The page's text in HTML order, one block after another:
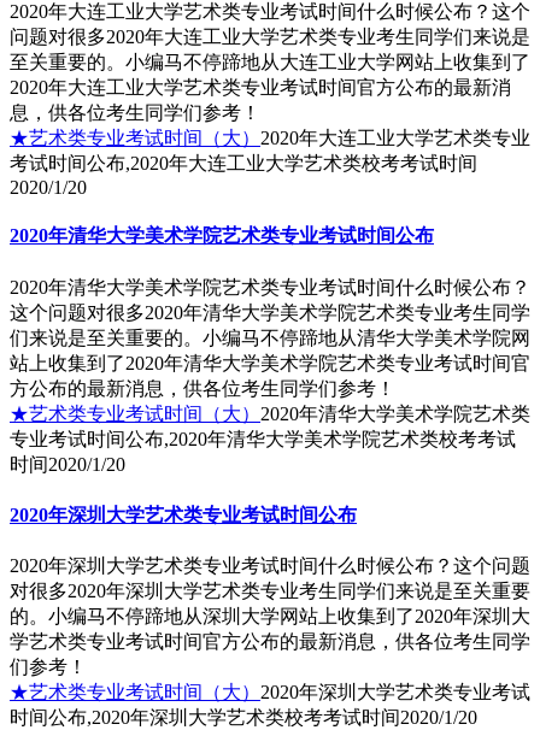
2020年大连工业大学艺术类专业考试时间什么时候公布？这个
问题对很多2020年大连工业大学艺术类专业考生同学们来说是
至关重要的。小编马不停蹄地从大连工业大学网站上收集到了
2020年大连工业大学艺术类专业考试时间官方公布的最新消
息，供各位考生同学们参考！
★艺术类专业考试时间（大） 2020年大连工业大学艺术类专业
考试时间公布,2020年大连工业大学艺术类校考考试时间
2020/1/20
2020年清华大学美术学院艺术类专业考试时间公布
2020年清华大学美术学院艺术类专业考试时间什么时候公布？
这个问题对很多2020年清华大学美术学院艺术类专业考生同学
们来说是至关重要的。小编马不停蹄地从清华大学美术学院网
站上收集到了2020年清华大学美术学院艺术类专业考试时间官
方公布的最新消息，供各位考生同学们参考！
★艺术类专业考试时间（大） 2020年清华大学美术学院艺术类
专业考试时间公布,2020年清华大学美术学院艺术类校考考试
时间2020/1/20
2020年深圳大学艺术类专业考试时间公布
2020年深圳大学艺术类专业考试时间什么时候公布？这个问题
对很多2020年深圳大学艺术类专业考生同学们来说是至关重要
的。小编马不停蹄地从深圳大学网站上收集到了2020年深圳大
学艺术类专业考试时间官方公布的最新消息，供各位考生同学
们参考！
★艺术类专业考试时间（大） 2020年深圳大学艺术类专业考试
时间公布,2020年深圳大学艺术类校考考试时间2020/1/20